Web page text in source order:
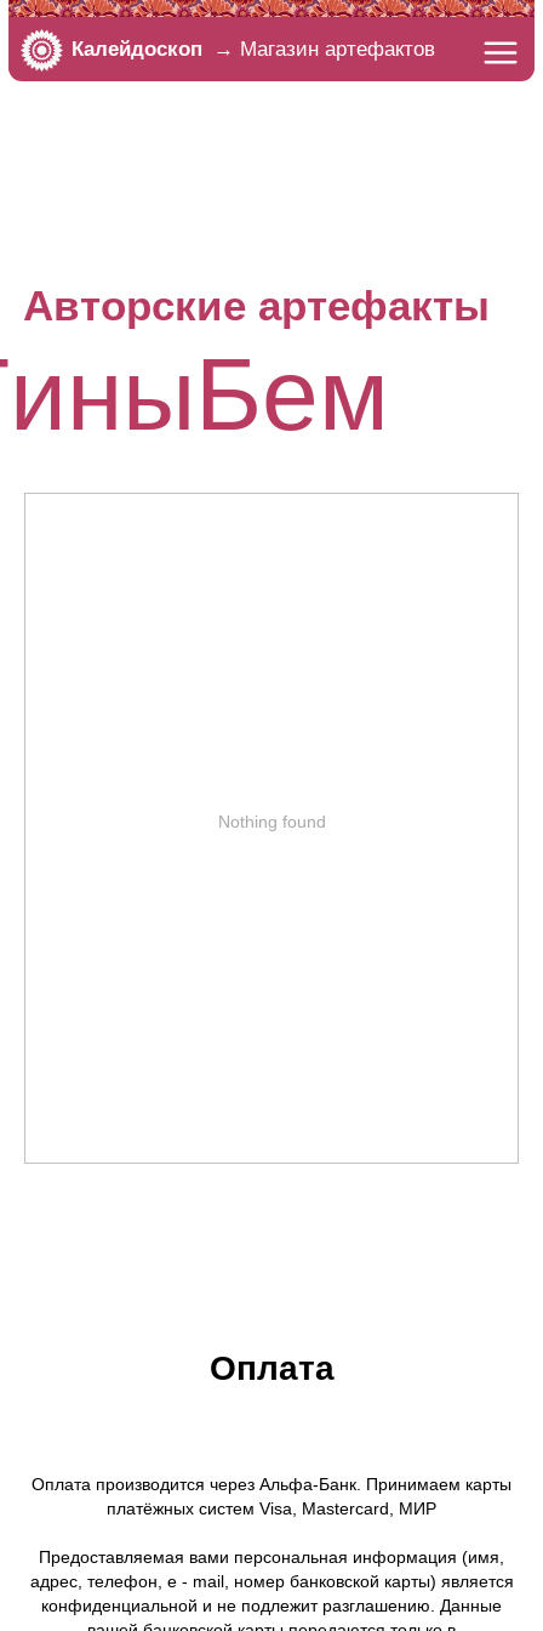
Калейдоскоп
Nothing found
Оплата
Оплата производится через Альфа-Банк. Принимаем карты
платёжных систем Visa, Mastercard, МИР
Предоставляемая вами персональная информация (имя,
адрес, телефон, e - mail, номер банковской карты) является
конфиденциальной и не подлежит разглашению. Данные